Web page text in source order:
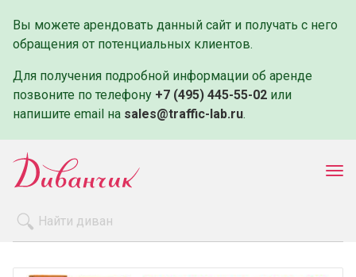
Вы можете арендовать данный сайт и получать с него
обращения от потенциальных клиентов.
Для получения подробной информации об аренде
позвоните по телефону +7 (495) 445-55-02 или
напишите email на sales@traffic-lab.ru.